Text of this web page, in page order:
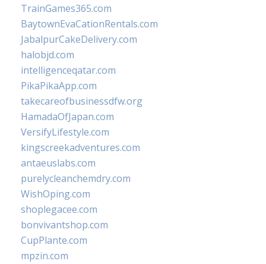
TrainGames365.com
BaytownEvaCationRentals.com
JabalpurCakeDelivery.com
halobjd.com
intelligenceqatar.com
PikaPikaApp.com
takecareofbusinessdfw.org
HamadaOfJapan.com
VersifyLifestyle.com
kingscreekadventures.com
antaeuslabs.com
purelycleanchemdry.com
WishOping.com
shoplegacee.com
bonvivantshop.com
CupPlante.com
mpzin.com